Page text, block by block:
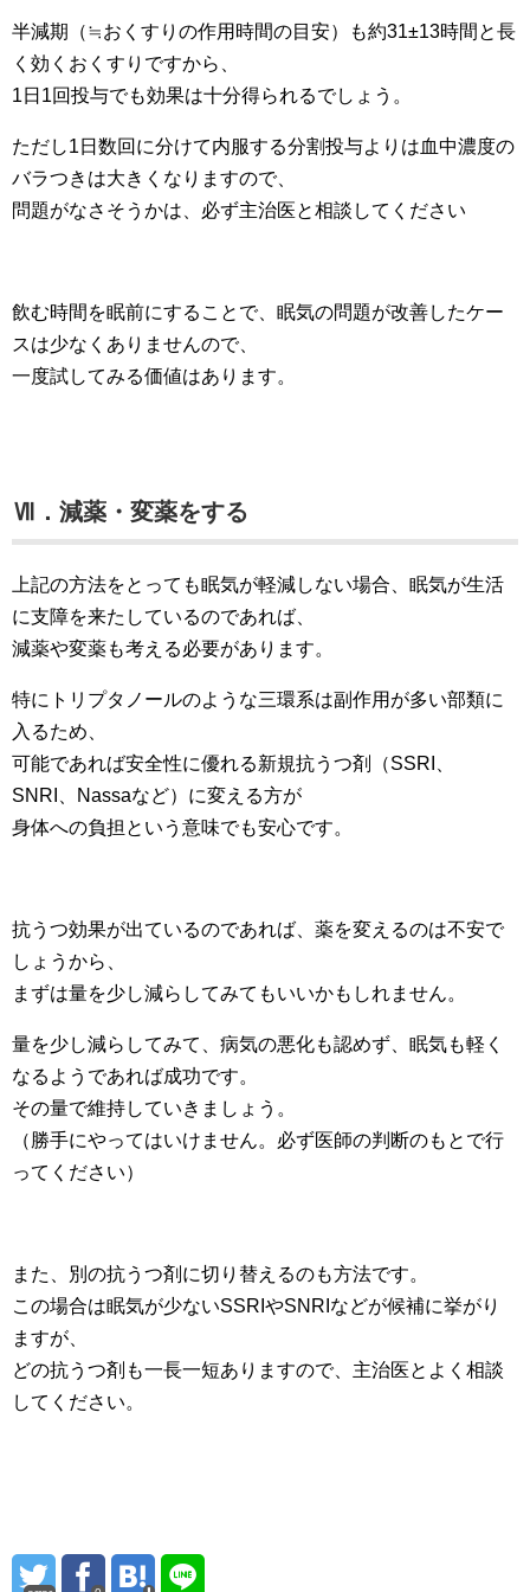
半減期（≒おくすりの作用時間の目安）も約31±13時間と長
く効くおくすりですから、
1日1回投与でも効果は十分得られるでしょう。
ただし1日数回に分けて内服する分割投与よりは血中濃度の
バラつきは大きくなりますので、
問題がなさそうかは、必ず主治医と相談してください
飲む時間を眠前にすることで、眠気の問題が改善したケー
スは少なくありませんので、
一度試してみる価値はあります。
Ⅶ．減薬・変薬をする
上記の方法をとっても眠気が軽減しない場合、眠気が生活
に支障を来たしているのであれば、
減薬や変薬も考える必要があります。
特にトリプタノールのような三環系は副作用が多い部類に
入るため、
可能であれば安全性に優れる新規抗うつ剤（SSRI、
SNRI、Nassaなど）に変える方が
身体への負担という意味でも安心です。
抗うつ効果が出ているのであれば、薬を変えるのは不安で
しょうから、
まずは量を少し減らしてみてもいいかもしれません。
量を少し減らしてみて、病気の悪化も認めず、眠気も軽く
なるようであれば成功です。
その量で維持していきましょう。
（勝手にやってはいけません。必ず医師の判断のもとで行
ってください）
また、別の抗うつ剤に切り替えるのも方法です。
この場合は眠気が少ないSSRIやSNRIなどが候補に挙がり
ますが、
どの抗うつ剤も一長一短ありますので、主治医とよく相談
してください。